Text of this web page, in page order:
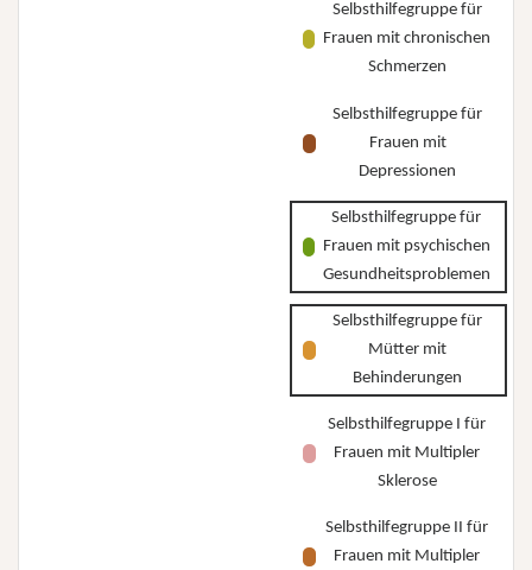
Selbsthilfegruppe für
Frauen mit chronischen
Schmerzen
Selbsthilfegruppe für
Frauen mit
Depressionen
Selbsthilfegruppe für
Frauen mit psychischen
Gesundheitsproblemen
Selbsthilfegruppe für
Mütter mit
Behinderungen
Selbsthilfegruppe I für
Frauen mit Multipler
Sklerose
Selbsthilfegruppe II für
Frauen mit Multipler